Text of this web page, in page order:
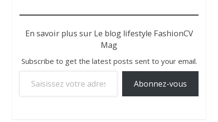
En savoir plus sur Le blog lifestyle FashionCV
Mag
Subscribe to get the latest posts sent to your email.
Abonnez-vous